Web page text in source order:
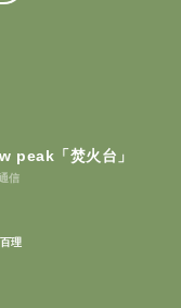
「焚火台」
信
理